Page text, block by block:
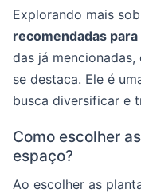
Explorando mais
recomendadas
das já
se destaca. Ele é
busca diversificar e
Como escolher
espaço?
Ao escolher as